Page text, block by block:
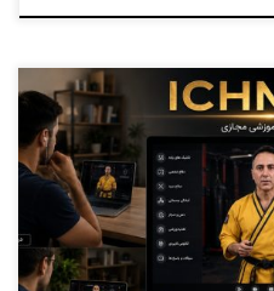
دوره کارورزی ( مربیگری عملی ) درجه ۳ الی درجه ۱ – دوره فنی
آقایان مدرس : سامان ماله میر-
بایرامی – حسن پیرانی
برگزاری : مائده حسینی
کاربری فدراسیون […]